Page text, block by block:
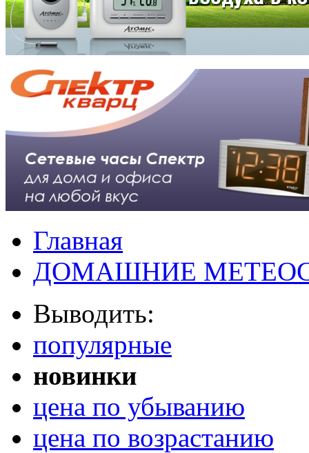
Главная
ДОМАШНИЕ
Выводить:
популярные
новинки
цена по убыванию
цена по возрастанию